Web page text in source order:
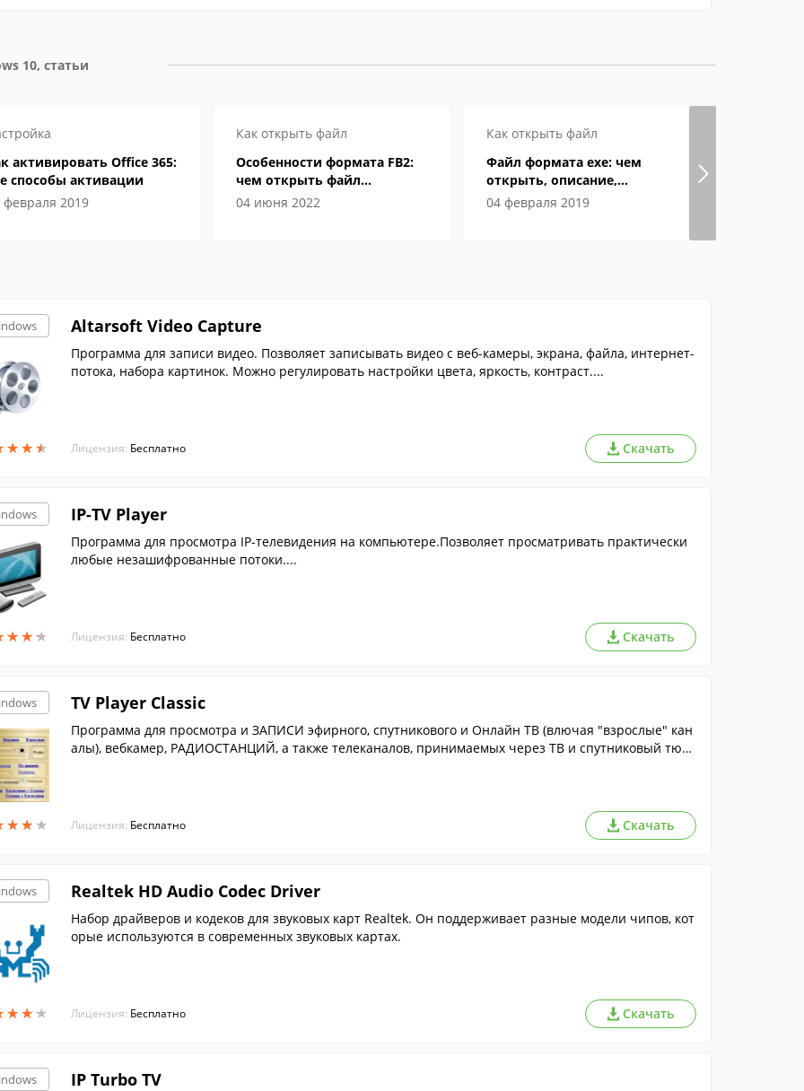
10, статьи
активировать Office 365:
способы активации
февраля 2019
Как открыть файл
Особенности формата FB2:
чем открыть файл
электронной книги
04 июня 2022
Как открыть файл
Файл формата exe: чем
открыть, описание,
особенности
04 февраля 2019
★★★
★★★
Altarsoft Video Capture
Программа для записи видео. Позволяет записывать видео с веб-камеры, экрана, файла, интернет-
потока, набора картинок. Можно регулировать настройки цвета, яркость, контраст....
Лицензия: Бесплатно Скачать
★★★
★★★
IP-TV Player
Программа для просмотра IP-телевидения на компьютере.Позволяет просматривать практически
любые незашифрованные потоки....
Лицензия: Бесплатно Скачать
★★★
★★★
TV Player Classic
Программа для просмотра и ЗАПИСИ эфирного, спутникового и Онлайн ТВ (влючая "взрослые" кан
алы), вебкамер, РАДИОСТАНЦИЙ, а также телеканалов, принимаемых через ТВ и спутниковый тюн
Лицензия: Бесплатно Скачать
★★★
★★★
Realtek HD Audio Codec Driver
Набор драйверов и кодеков для звуковых карт Realtek. Он поддерживает разные модели чипов, кот
орые используются в современных звуковых картах.
Лицензия: Бесплатно Скачать
IP Turbo TV